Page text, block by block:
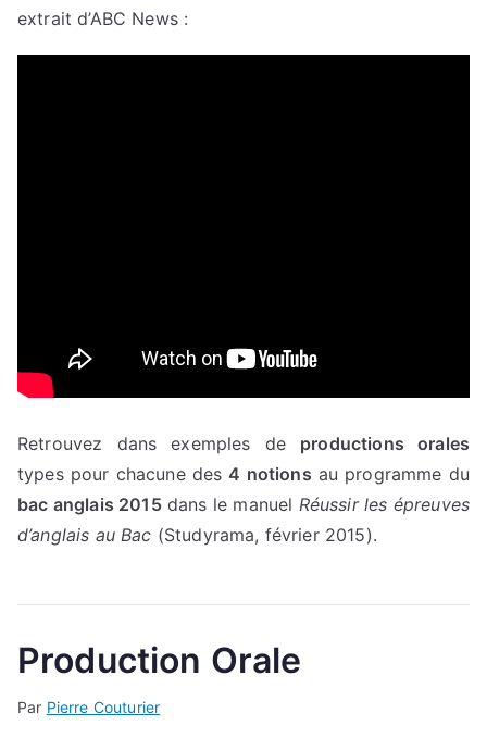
extrait d’ABC News :
Retrouvez dans exemples de productions orales
types pour chacune des4 notions au programme du
bac anglais 2015dans le manuel Réussir les épreuves
d’anglais au Bac (Studyrama, février 2015).
Production Orale
Par Pierre Couturier